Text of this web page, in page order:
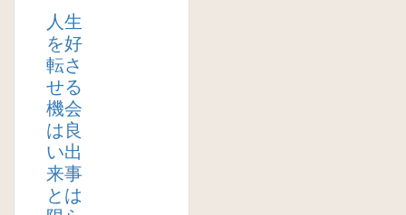
人生
を好
転さ
せる
機会
は良
い出
来事
とは